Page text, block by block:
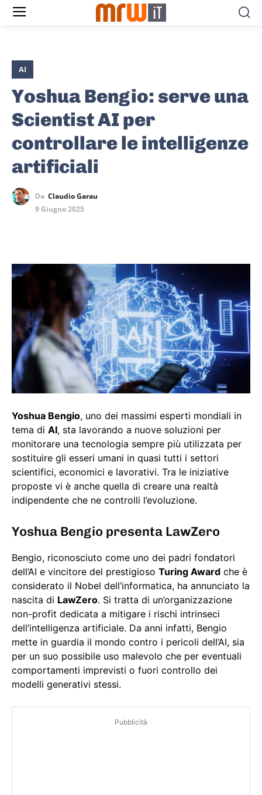
AI
Yoshua Bengio: serve una
Scientist AI per
controllare le intelligenze
artificiali
Da Claudio Garau
9 Giugno 2025
Yoshua Bengio, uno dei massimi esperti mondiali in
tema di AI, sta lavorando a nuove soluzioni per
monitorare una tecnologia sempre più utilizzata per
sostituire gli esseri umani in quasi tutti i settori
scientifici, economici e lavorativi. Tra le iniziative
proposte vi è anche quella di creare una realtà
indipendente che ne controlli l’evoluzione.
Yoshua Bengio presenta LawZero
Bengio, riconosciuto come uno dei padri fondatori
dell’AI e vincitore del prestigioso Turing Award che è
considerato il Nobel dell’informatica, ha annunciato la
nascita di LawZero. Si tratta di un’organizzazione
non-profit dedicata a mitigare i rischi intrinseci
dell’intelligenza artificiale. Da anni infatti, Bengio
mette in guardia il mondo contro i pericoli dell’AI, sia
per un suo possibile uso malevolo che per eventuali
comportamenti imprevisti o fuori controllo dei
modelli generativi stessi.
Pubblicità